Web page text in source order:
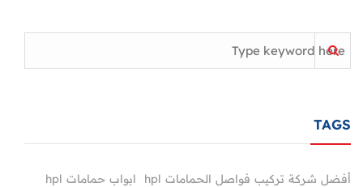
TAGS
أفضل شركة تركيب فواصل الحمامات hpl
ابواب حمامات hpl